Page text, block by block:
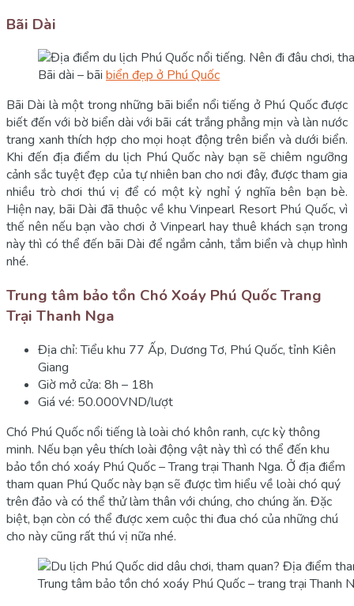
Bãi Dài
Bãi dài – bãi biển đẹp ở Phú Quốc
Bãi Dài là một trong những bãi biển nổi tiếng ở Phú Quốc được
biết đến với bờ biển dài với bãi cát trắng phẳng mịn và làn nước
trang xanh thích hợp cho mọi hoạt động trên biển và dưới biển.
Khi đến địa điểm du lịch Phú Quốc này bạn sẽ chiêm ngưỡng
cảnh sắc tuyệt đẹp của tự nhiên ban cho nơi đây, được tham gia
nhiều trò chơi thú vị để có một kỳ nghỉ ý nghĩa bên bạn bè.
Hiện nay, bãi Dài đã thuộc về khu Vinpearl Resort Phú Quốc, vì
thế nên nếu bạn vào chơi ở Vinpearl hay thuê khách sạn trong
này thì có thể đến bãi Dài để ngắm cảnh, tắm biển và chụp hình
nhé.
Trung tâm bảo tồn Chó Xoáy Phú Quốc Trang
Trại Thanh Nga
Địa chỉ: Tiểu khu 77 Ấp, Dương Tơ, Phú Quốc, tỉnh Kiên
Giang
Giờ mở cửa: 8h – 18h
Giá vé: 50.000VND/lượt
Chó Phú Quốc nổi tiếng là loài chó khôn ranh, cực kỳ thông
minh. Nếu bạn yêu thích loài động vật này thì có thể đến khu
bảo tồn chó xoáy Phú Quốc – Trang trại Thanh Nga. Ở địa điểm
tham quan Phú Quốc này bạn sẽ được tìm hiểu về loài chó quý
trên đảo và có thể thử làm thân với chúng, cho chúng ăn. Đặc
biệt, bạn còn có thể được xem cuộc thi đua chó của những chú
cho này cũng rất thú vị nữa nhé.
Trung tâm bảo tồn chó xoáy Phú Quốc – trang trại Thanh